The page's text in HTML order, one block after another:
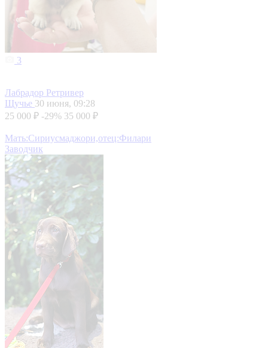
3
Лабрадор Ретривер
Щучье 30 июня, 09:28
25 000 ₽ -29% 35 000 ₽
Мать:Сириусмаджори,отец:Филари
Заводчик